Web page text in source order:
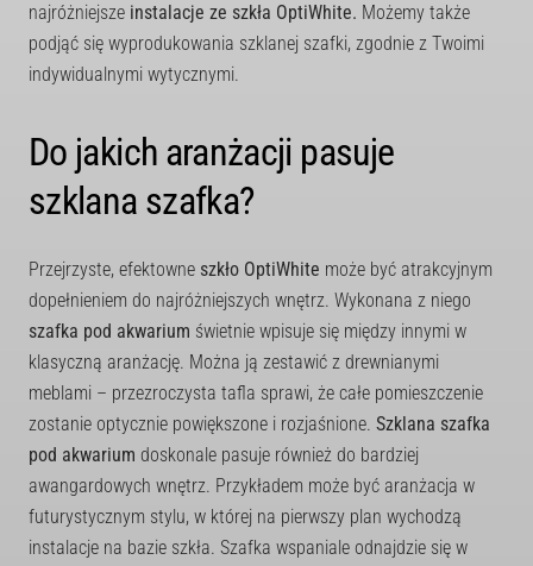
najróżniejsze instalacje ze szkła OptiWhite. Możemy także
podjąć się wyprodukowania szklanej szafki, zgodnie z Twoimi
indywidualnymi wytycznymi.
Do jakich aranżacji pasuje
szklana szafka?
Przejrzyste, efektowne szkło OptiWhite może być atrakcyjnym
dopełnieniem do najróżniejszych wnętrz. Wykonana z niego
szafka pod akwarium świetnie wpisuje się między innymi w
klasyczną aranżację. Można ją zestawić z drewnianymi
meblami – przezroczysta tafla sprawi, że całe pomieszczenie
zostanie optycznie powiększone i rozjaśnione. Szklana szafka
pod akwarium doskonale pasuje również do bardziej
awangardowych wnętrz. Przykładem może być aranżacja w
futurystycznym stylu, w której na pierwszy plan wychodzą
instalacje na bazie szkła. Szafka wspaniale odnajdzie się w